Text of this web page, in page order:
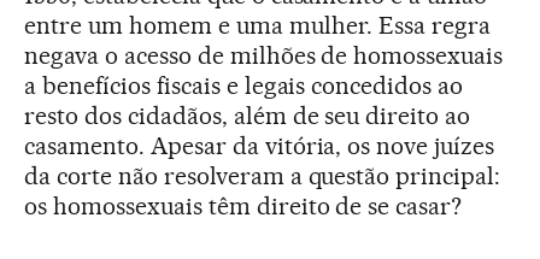
entre um homem e uma mulher. Essa regra
negava o acesso de milhões de homossexuais
a benefícios fiscais e legais concedidos ao
resto dos cidadãos, além de seu direito ao
casamento. Apesar da vitória, os nove juízes
da corte não resolveram a questão principal:
os homossexuais têm direito de se casar?